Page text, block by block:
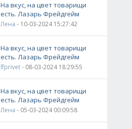
На вкус, на цвет товарищи
есть. Лазарь Фрейдгейм
Лена - 10-03-2024 15:27:42
На вкус, на цвет товарищи
есть. Лазарь Фрейдгейм
lfprivet- 08-03-2024 18:29:55
На вкус, на цвет товарищи
есть. Лазарь Фрейдгейм
Лена - 05-03-2024 00:09:58